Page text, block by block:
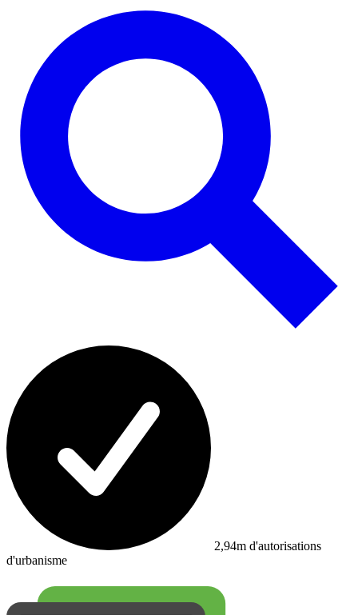
2,94m d'autorisations
d'urbanisme